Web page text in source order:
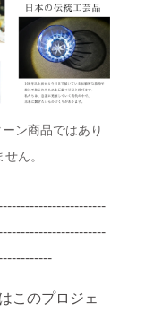
ン商品ではあり
せん。
このプロジェ